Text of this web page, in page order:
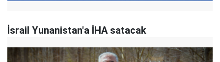
İsrail Yunanistan'a İHA satacak